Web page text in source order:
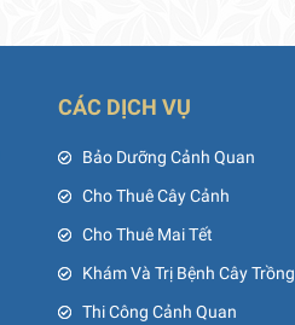
CÁC DỊCH VỤ
Bảo Dưỡng Cảnh Quan
Cho Thuê Cây Cảnh
Cho Thuê Mai Tết
Khám Và Trị Bệnh Cây Trồng
Thi Công Cảnh Quan